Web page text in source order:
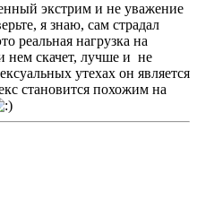
экстрим и не уважение
я знаю, сам страдал
реальная нагрузка на
нем скачет, лучше и не
утехах он является
становится похожим на